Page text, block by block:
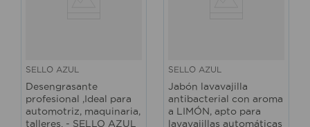
SELLO AZUL
Desengrasante
profesional ,Ideal para
automotriz, maquinaria,
talleres. - SELLO AZUL
SELLO AZUL
Jabón lavavajilla
antibacterial con aroma
a LIMÓN, apto para
lavavajillas automáticas